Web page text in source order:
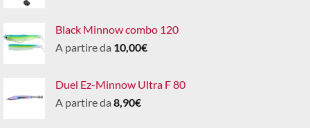
Black Minnow combo 120
A partire da 10,00€
Duel Ez-Minnow Ultra F 80
A partire da 8,90€